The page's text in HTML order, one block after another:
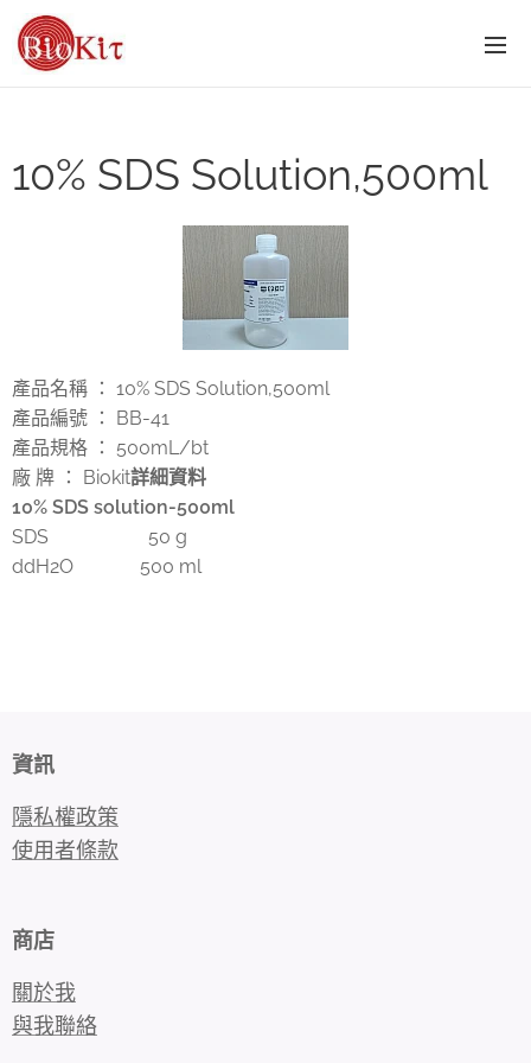
10% SDS Solution,500ml
產品名稱 ： 10% SDS Solution,500ml
產品編號 ： BB-41
產品規格 ： 500mL/bt
廠 牌 ： Biokit詳細資料
10% SDS solution-500ml
SDS 50 g
ddH2O 500 ml
資訊
隱私權政策
使用者條款
商店
關於我
與我聯絡